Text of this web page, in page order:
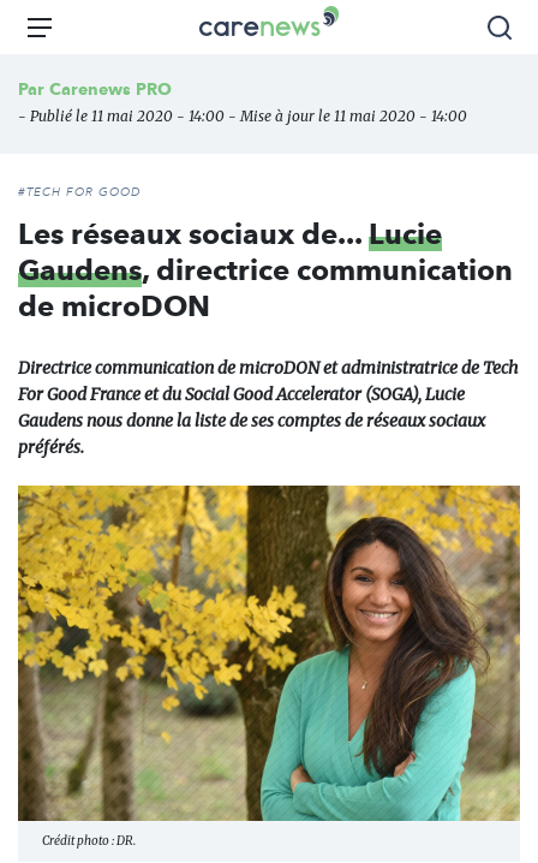
Aller
principal
Carenews,
des
Menu
Par Carenews PRO
- Publié le 11 mai 2020 - 14:00 - Mise à jour le 11 mai 2020 - 14:00
#TECH FOR GOOD
Les réseaux sociaux de... Lucie
Gaudens, directrice communication
de microDON
Directrice communication de microDON et administratrice de Tech
For Good France et du Social Good Accelerator (SOGA), Lucie
Gaudens nous donne la liste de ses comptes de réseaux sociaux
préférés.
Crédit photo : DR.